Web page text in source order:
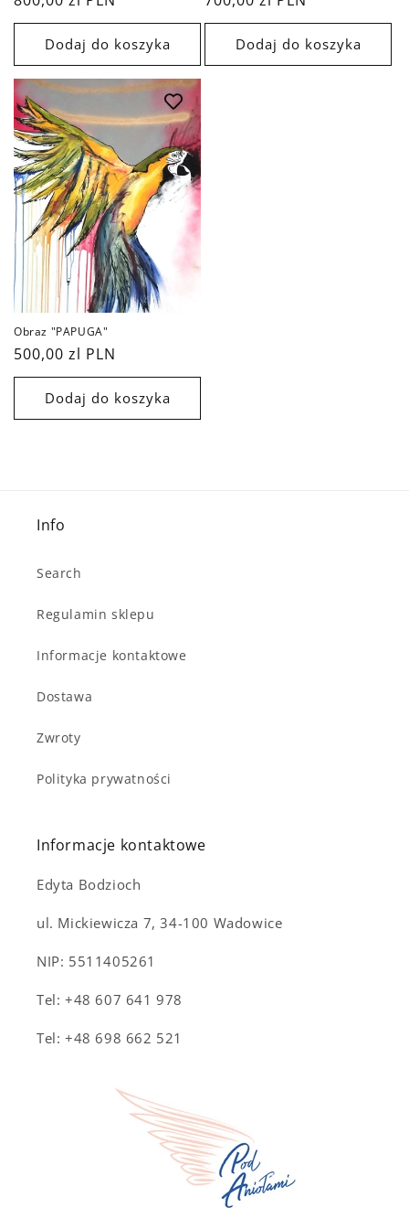
Dodaj do koszyka Dodaj do koszyka
Obraz "PAPUGA"
Cena
regularna
500,00 zl PLN
Dodaj do koszyka
Info
Search
Regulamin sklepu
Informacje kontaktowe
Dostawa
Zwroty
Polityka prywatności
Informacje kontaktowe
Edyta Bodzioch
ul. Mickiewicza 7, 34-100 Wadowice
NIP: 5511405261
Tel: +48 607 641 978
Tel: +48 698 662 521
Notifier
Web Push, Email, SMS